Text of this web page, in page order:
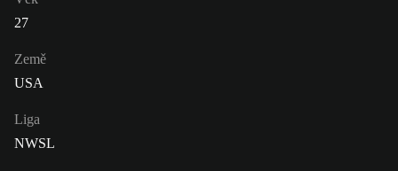
27
Země
USA
Liga
NWSL